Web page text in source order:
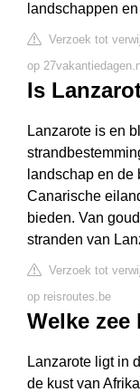
landschappen
Verzoek tot
op
Is
Lanzarote is en
landschap en
Canarische
bieden. Van
stranden van
Verzoek tot
op reisroutes.be
Welke
Lanzarote ligt in
de kust van